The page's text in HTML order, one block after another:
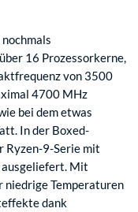
16 Prozessorkerne,
von 3500
4700 MHz
bei dem etwas
In der Boxed-
Ryzen-9-Serie mit
ausgeliefert. Mit
niedrige Temperaturen
dank